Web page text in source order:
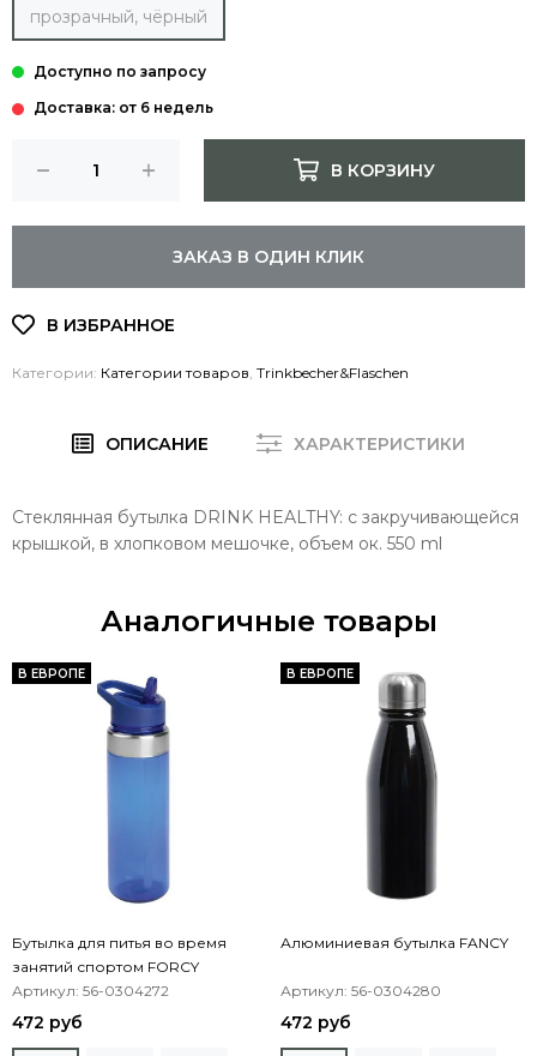
прозрачный, чёрный
Доставка: от 6 недель
В КОРЗИНУ
ЗАКАЗ В ОДИН КЛИК
Категории: Категории товаров Trinkbecher&Flaschen
ОПИСАНИЕ ХАРАКТЕРИСТИКИ
Стеклянная бутылка DRINK HEALTHY: с закручивающейся
крышкой, в хлопковом мешочке, объем ок. 550 ml
Аналогичные товары
В ЕВРОПЕ
Бутылка для питья во время
занятий спортом FORCY
Артикул: 56-0304272
472 руб
В ЕВРОПЕ
Алюминиевая бутылка FANCY
Артикул: 56-0304280
472 руб